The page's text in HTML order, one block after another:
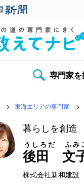
専門家を
東海エリアの専門家
暮らしを創造
後田 文
うしろだ ふみ
株式会社新和建設